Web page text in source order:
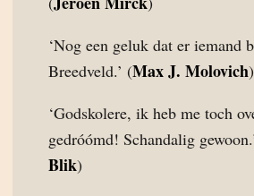
‘Nog een geluk dat er iemand
Breedveld.’ (Max J. Molovich)
‘Godskolere, ik heb me toch
gedróómd! Schandalig
Blik)